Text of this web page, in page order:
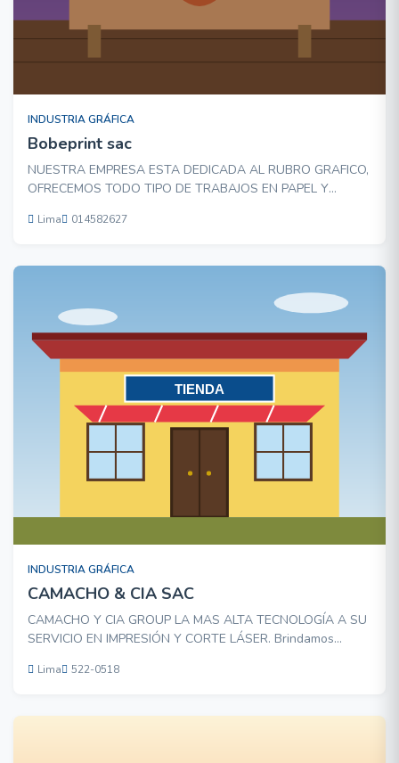
INDUSTRIA GRÁFICA
Bobeprint sac
NUESTRA EMPRESA ESTA DEDICADA AL RUBRO GRAFICO,
OFRECEMOS TODO TIPO DE TRABAJOS EN PAPEL Y
PERSONALES, TRIPTICOS, PROPAGANDA PUBLICITARIA,
EMPRESA BUSCAMOS QUE CADA UNO DE NUESTROS
Lima 014582627
INDUSTRIA GRÁFICA
CAMACHO & CIA SAC
CAMACHO Y CIA GROUP LA MAS ALTA TECNOLOGÍA A SU
SERVICIO EN IMPRESIÓN Y CORTE LÁSER. Brindamos
Impresión Látex en diferentes sustratos tanto como papel
de ban
Lima 522-0518